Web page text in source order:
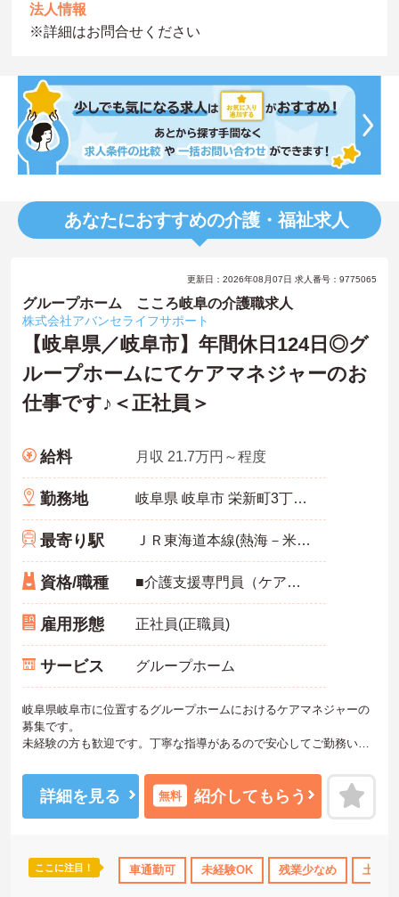
法人情報
※詳細はお問合せください
あなたにおすすめの介護・福祉求人
更新日：2026年08月07日 求人番号：9775065
グループホーム こころ岐阜の介護職求人
株式会社アバンセライフサポート
【岐阜県／岐阜市】年間休日124日◎グ
ループホームにてケアマネジャーのお
仕事です♪＜正社員＞
給料 月収 21.7万円～程度
勤務地 岐阜県 岐阜市 栄新町3丁目100番
最寄り駅 ＪＲ東海道本線(熱海－米原)「岐阜駅」徒歩10分
資格/職種 ■介護支援専門員（ケアマネジャー）：必須 ■未経験：可 ■普通自動車運転免許（AT限定可）：必須
雇用形態 正社員(正職員)
サービス グループホーム
岐阜県岐阜市に位置するグループホームにおけるケアマネジャーの
募集です。
未経験の方も歓迎です。丁寧な指導があるので安心してご勤務いた
がらご勤務いただけます。
ご興味のある方には、面接対策ポイントなど、さらに詳細をお話し
いたしますのでお気軽にご相談ください！
詳細を見る 無料 紹介してもらう
ここに注目！ 車通勤可 未経験OK 残業少なめ 土日